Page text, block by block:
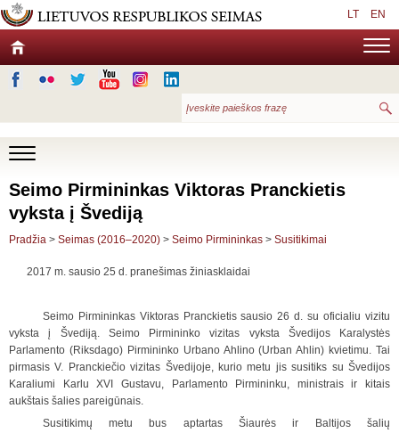
LT EN
Seimo Pirmininkas Viktoras Pranckietis
vyksta į Švediją
Pradžia > Seimas (2016–2020) > Seimo Pirmininkas > Susitikimai
2017 m. sausio 25 d. pranešimas žiniasklaidai
Seimo Pirmininkas Viktoras Pranckietis sausio 26 d. su oficialiu vizitu
vyksta į Švediją. Seimo Pirmininko vizitas vyksta Švedijos Karalystės
Parlamento (Riksdago) Pirmininko Urbano Ahlino (Urban Ahlin) kvietimu. Tai
pirmasis V. Pranckiečio vizitas Švedijoje, kurio metu jis susitiks su Švedijos
Karaliumi Karlu XVI Gustavu, Parlamento Pirmininku, ministrais ir kitais
aukštais šalies pareigūnais.
Susitikimų metu bus aptartas Šiaurės ir Baltijos šalių